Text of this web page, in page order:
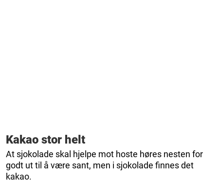
Kakao stor helt
At sjokolade skal hjelpe mot hoste høres nesten for
godt ut til å være sant, men i sjokolade finnes det
kakao.